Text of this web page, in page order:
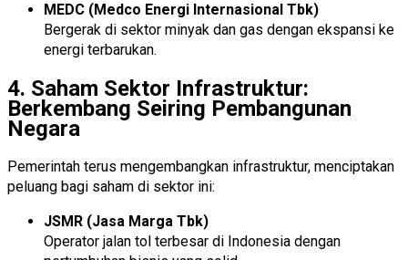
MEDC (Medco Energi Internasional Tbk)
Bergerak di sektor minyak dan gas dengan ekspansi ke
energi terbarukan.
4. Saham Sektor Infrastruktur:
Berkembang Seiring Pembangunan
Negara
Pemerintah terus mengembangkan infrastruktur, menciptakan
peluang bagi saham di sektor ini:
JSMR (Jasa Marga Tbk)
Operator jalan tol terbesar di Indonesia dengan